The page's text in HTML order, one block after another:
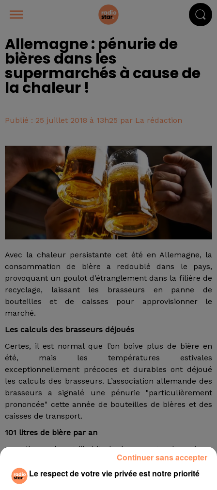
Allemagne : pénurie de
bières dans les
supermarchés à cause de
la chaleur !
Publié : 25 juillet 2018 à 13h25 par La rédaction
Avec la chaleur persistante cet été en Allemagne, la
consommation de bière a redoublé dans le pays,
provoquant un goulot d’étranglement dans la filière de
recyclage, laissant les brasseurs en panne de
bouteilles et de caisses pour approvisionner le
marché.
Les calculs des brasseurs déjoués
Certes, il est normal que l’on boive plus de bière en
été, mais les températures estivales
exceptionnellement précoces et durables ont déjoué
les calculs des brasseurs. L’association allemande des
brasseurs a signalé une pénurie "particulièrement
prononcée" cette année de bouteilles de bières et des
caisses de transport.
101 litres de bière par an
Les Allemands ont l’habitude de rapporter des caisses
de bouteilles - de bière, d’eau et d’autres boissons -
consignées dans des supermarchés ou surface
spécialisées où ils se sont approvisionnés. Or, le
Le respect de votre vie privée est notre priorité
Continuer sans accepter